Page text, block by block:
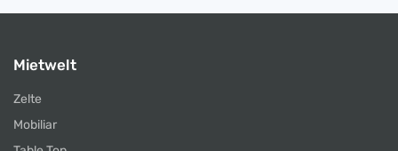
Mietwelt
Zelte
Mobiliar